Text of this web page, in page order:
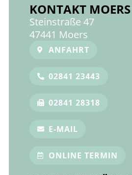
KONTAKT MOERS
Steinstraße 47
47441 Moers
ANFAHRT
02841 23443
02841 28318
E-MAIL
ONLINE TERMIN